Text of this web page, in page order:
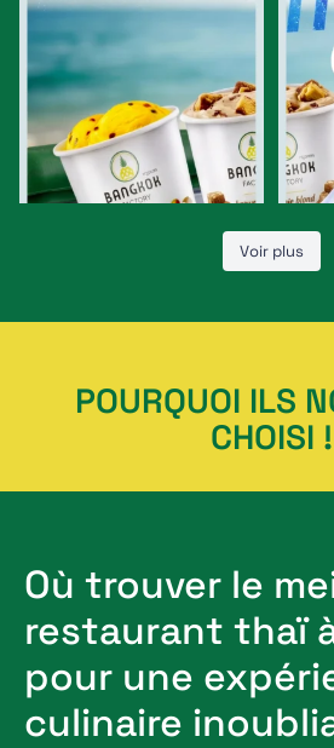
...
Voir plus
POURQUOI ILS
CHOISI !
Où trouver le
restaurant thaï
pour une
culinaire